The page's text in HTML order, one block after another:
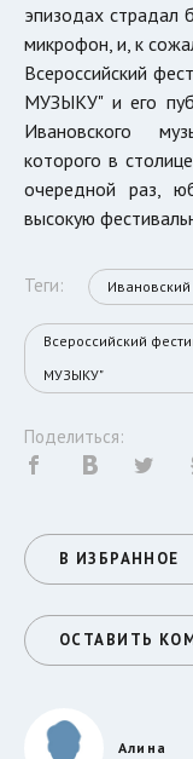
эпизодах страдал
микрофон, и, к
Всероссийский
МУЗЫКУ" и его
Ивановского
которого в
очередной раз,
высокую
Теги:
Всероссийский
МУЗЫКУ"
Поделиться:
В ИЗБРАННОЕ
ОСТАВИТЬ
Алина